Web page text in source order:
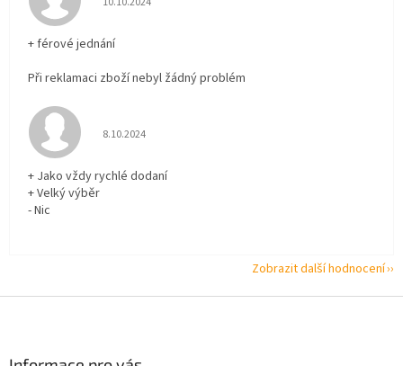
+ férové jednání
Při reklamaci zboží nebyl žádný problém
Hodnocení obchodu je 5 z 5 hvězdiček.
8.10.2024
+ Jako vždy rychlé dodaní
+ Velký výběr
- Nic
Zobrazit další hodnocení